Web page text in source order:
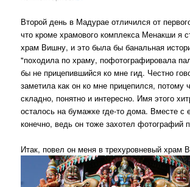
Второй день в Мадурае отличился от
что кроме храмового комплекса Менакши я
храм Вишну, и это была бы банальная
"походила по храму, пофотографировала
бы не прицепившийся ко мне гид. Честно
заметила как он ко мне прицепился, потому
складно, понятно и интересно. Имя этого
осталось на бумажке где-то дома. Вместе с
конечно, ведь он тоже захотел фотографий
Итак, повел он меня в трехуровневый храм